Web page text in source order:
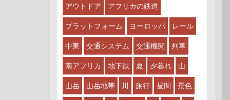
アウトドア アフリカの鉄道
プラットフォーム ヨーロッパ レール
中東 交通システム 交通機関 列車
南アフリカ 地下鉄 夏 夕暮れ 山
山岳 山岳地帯 川 旅行 昼間 景色